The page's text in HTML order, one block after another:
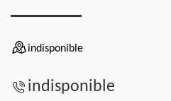
indisponible
indisponible